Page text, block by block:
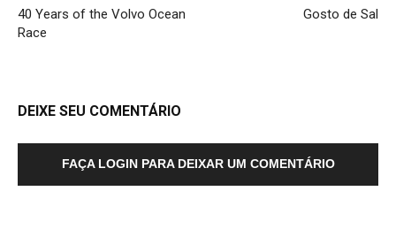
40 Years of the Volvo Ocean
Race
Gosto de Sal
DEIXE SEU COMENTÁRIO
FAÇA LOGIN PARA DEIXAR UM COMENTÁRIO